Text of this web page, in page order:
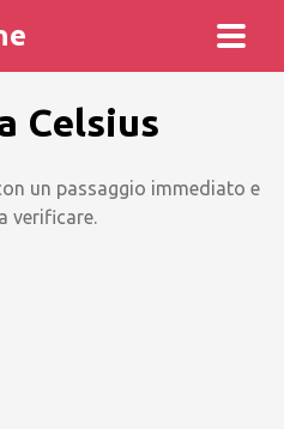
Celsius
un passaggio immediato e
verificare.